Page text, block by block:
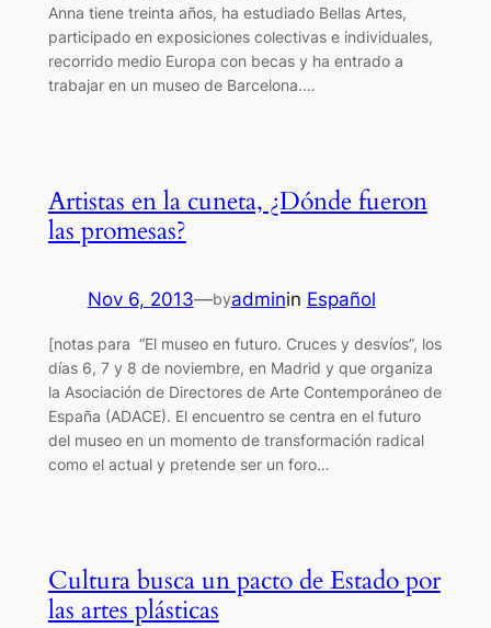
Anna tiene treinta años, ha estudiado Bellas Artes,
participado en exposiciones colectivas e individuales,
recorrido medio Europa con becas y ha entrado a
trabajar en un museo de Barcelona.…
Artistas en la cuneta, ¿Dónde fueron
las promesas?
Nov 6, 2013—byadminin Español
[notas para “El museo en futuro. Cruces y desvíos”, los
días 6, 7 y 8 de noviembre, en Madrid y que organiza
la Asociación de Directores de Arte Contemporáneo de
España (ADACE). El encuentro se centra en el futuro
del museo en un momento de transformación radical
como el actual y pretende ser un foro…
Cultura busca un pacto de Estado por
las artes plásticas